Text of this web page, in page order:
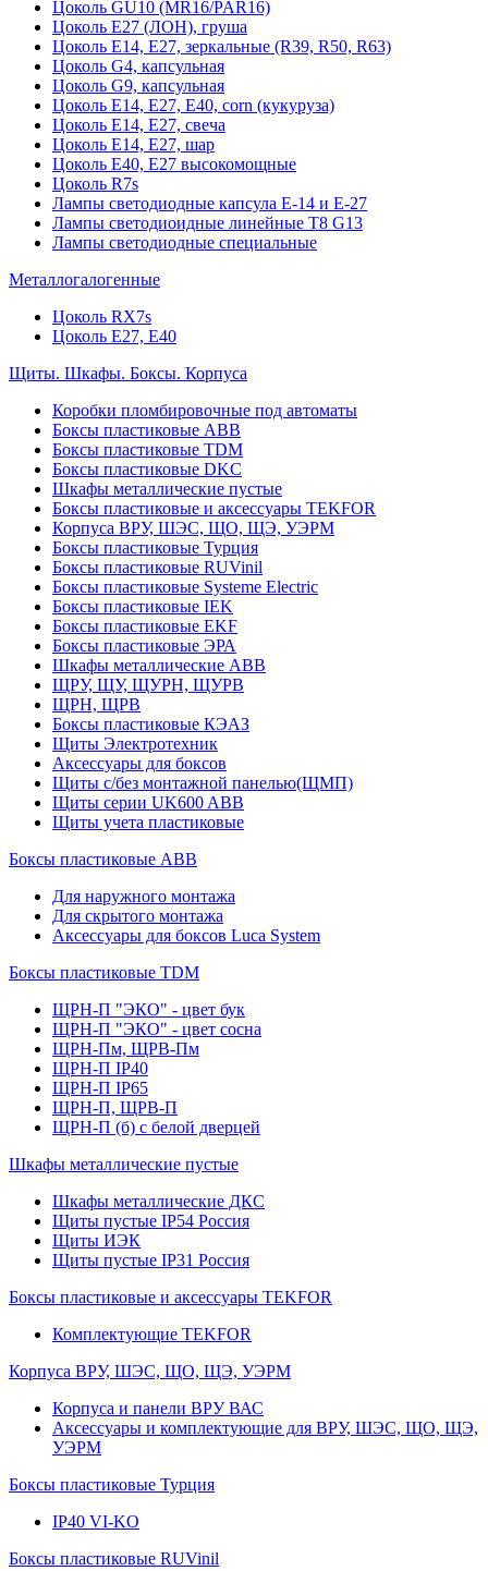
Цоколь GU10 (MR16/PAR16)
Цоколь Е27 (ЛОН), груша
Цоколь Е14, Е27, зеркальные (R39, R50, R63)
Цоколь G4, капсульная
Цоколь G9, капсульная
Цоколь Е14, Е27, Е40, corn (кукуруза)
Цоколь Е14, Е27, свеча
Цоколь Е14, Е27, шар
Цоколь Е40, Е27 высокомощные
Цоколь R7s
Лампы светодиодные капсула Е-14 и Е-27
Лампы светодиоидные линейные T8 G13
Лампы светодиодные специальные
Металлогалогенные
Цоколь RX7s
Цоколь Е27, E40
Щиты. Шкафы. Боксы. Корпуса
Коробки пломбировочные под автоматы
Боксы пластиковые ABB
Боксы пластиковые TDM
Боксы пластиковые DKC
Шкафы металлические пустые
Боксы пластиковые и аксессуары TEKFOR
Корпуса ВРУ, ШЭС, ЩО, ЩЭ, УЭРМ
Боксы пластиковые Турция
Боксы пластиковые RUVinil
Боксы пластиковые Systeme Electric
Боксы пластиковые IEK
Боксы пластиковые EKF
Боксы пластиковые ЭРА
Шкафы металлические ABB
ЩРУ, ЩУ, ЩУРН, ЩУРВ
ЩРН, ЩРВ
Боксы пластиковые КЭАЗ
Щиты Электротехник
Аксессуары для боксов
Щиты с/без монтажной панелью(ЩМП)
Щиты серии UK600 ABB
Щиты учета пластиковые
Боксы пластиковые ABB
Для наружного монтажа
Для скрытого монтажа
Аксессуары для боксов Luca System
Боксы пластиковые TDM
ЩРН-П "ЭКО" - цвет бук
ЩРН-П "ЭКО" - цвет сосна
ЩРН-Пм, ЩРВ-Пм
ЩРН-П IP40
ЩРН-П IP65
ЩРН-П, ЩРВ-П
ЩРН-П (б) с белой дверцей
Шкафы металлические пустые
Шкафы металлические ДКС
Щиты пустые IP54 Россия
Щиты ИЭК
Щиты пустые IP31 Россия
Боксы пластиковые и аксессуары TEKFOR
Комплектующие TEKFOR
Корпуса ВРУ, ШЭС, ЩО, ЩЭ, УЭРМ
Корпуса и панели ВРУ ВАС
Аксессуары и комплектующие для ВРУ, ШЭС, ЩО, ЩЭ,
УЭРМ
Боксы пластиковые Турция
IP40 VI-KO
Боксы пластиковые RUVinil